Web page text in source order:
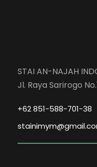
STAI AN-NAJAH
Jl. Raya Sarirogo
+62 851-588-701-38